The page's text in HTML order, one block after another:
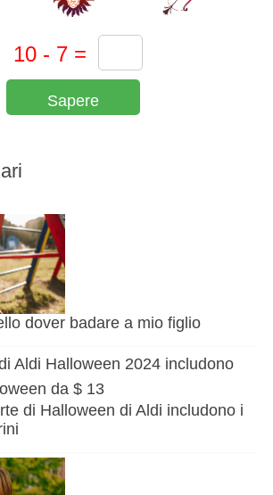
Sapere
dover badare a mio figlio
di Halloween di Aldi includono i